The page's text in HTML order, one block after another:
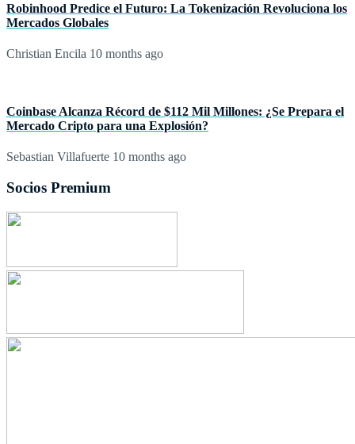
Robinhood Predice el Futuro: La Tokenización Revoluciona los
Mercados Globales
Christian Encila 10 months ago
Coinbase Alcanza Récord de $112 Mil Millones: ¿Se Prepara el
Mercado Cripto para una Explosión?
Sebastian Villafuerte 10 months ago
Socios Premium